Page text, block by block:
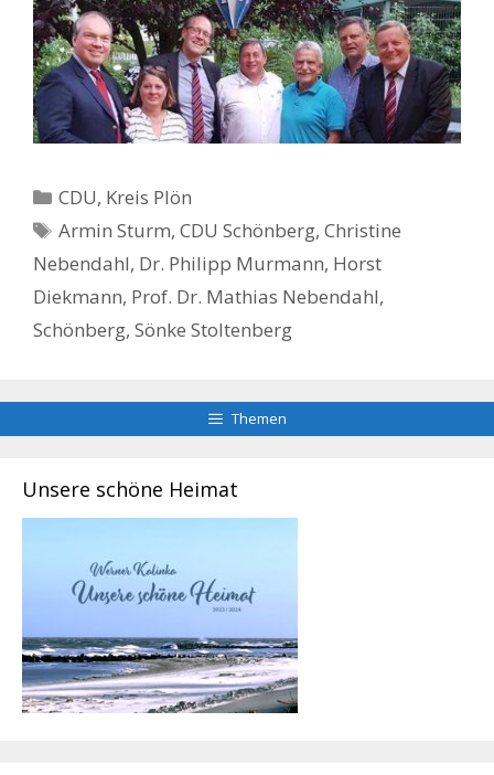
Kategorien
CDU, Kreis Plön
Schlagwörter
Armin Sturm,CDU Schönberg,Christine
Nebendahl, Dr. Philipp Murmann, Horst
Diekmann, Prof. Dr. Mathias Nebendahl,
Schönberg, Sönke Stoltenberg
Themen
Unsere schöne Heimat